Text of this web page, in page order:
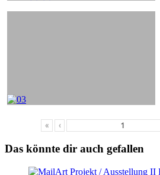
« ‹
Das könnte dir auch gefallen